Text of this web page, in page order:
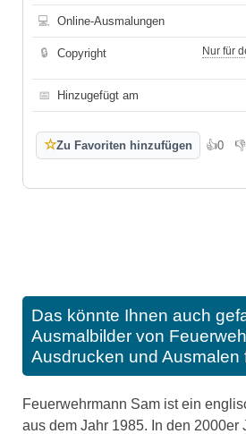
💻 Online-Ausmalungen
🔒 Copyright
Nur für
📅 Hinzugefügt am
☆Zu Favoriten hinzufügen 👍0
Gefällt👎
Das könnte Ihnen auch
Ausmalbilder von
Ausdrucken und Ausmalen
Feuerwehrmann Sam ist ein
aus dem Jahr 1985. In den 2000er